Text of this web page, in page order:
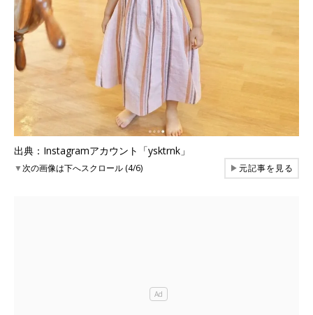
出典：Instagramアカウント「ysktrnk」
▼次の画像は下へスクロール (4/6) ▶元記事を見る